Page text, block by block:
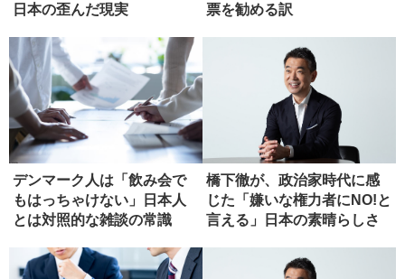
日本の歪んだ現実
票を勧める訳
デンマーク人は「飲み会で
もはっちゃけない」日本人
とは対照的な雑談の常識
橋下徹が、政治家時代に感
じた「嫌いな権力者にNO!と
言える」日本の素晴らしさ